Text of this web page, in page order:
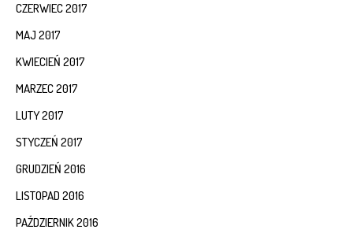
CZERWIEC 2017
MAJ 2017
KWIECIEŃ 2017
MARZEC 2017
LUTY 2017
STYCZEŃ 2017
GRUDZIEŃ 2016
LISTOPAD 2016
PAŹDZIERNIK 2016